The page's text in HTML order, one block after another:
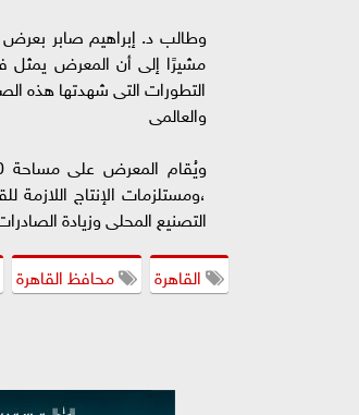
وطالب د. إبراهيم صابر
مشيرًا إلى أن المعرض يمثل
التطورات التى شهدتها هذه
والعالمى
التصنيع المحلى وزيادة
القاهرة
محافظ القاهرة